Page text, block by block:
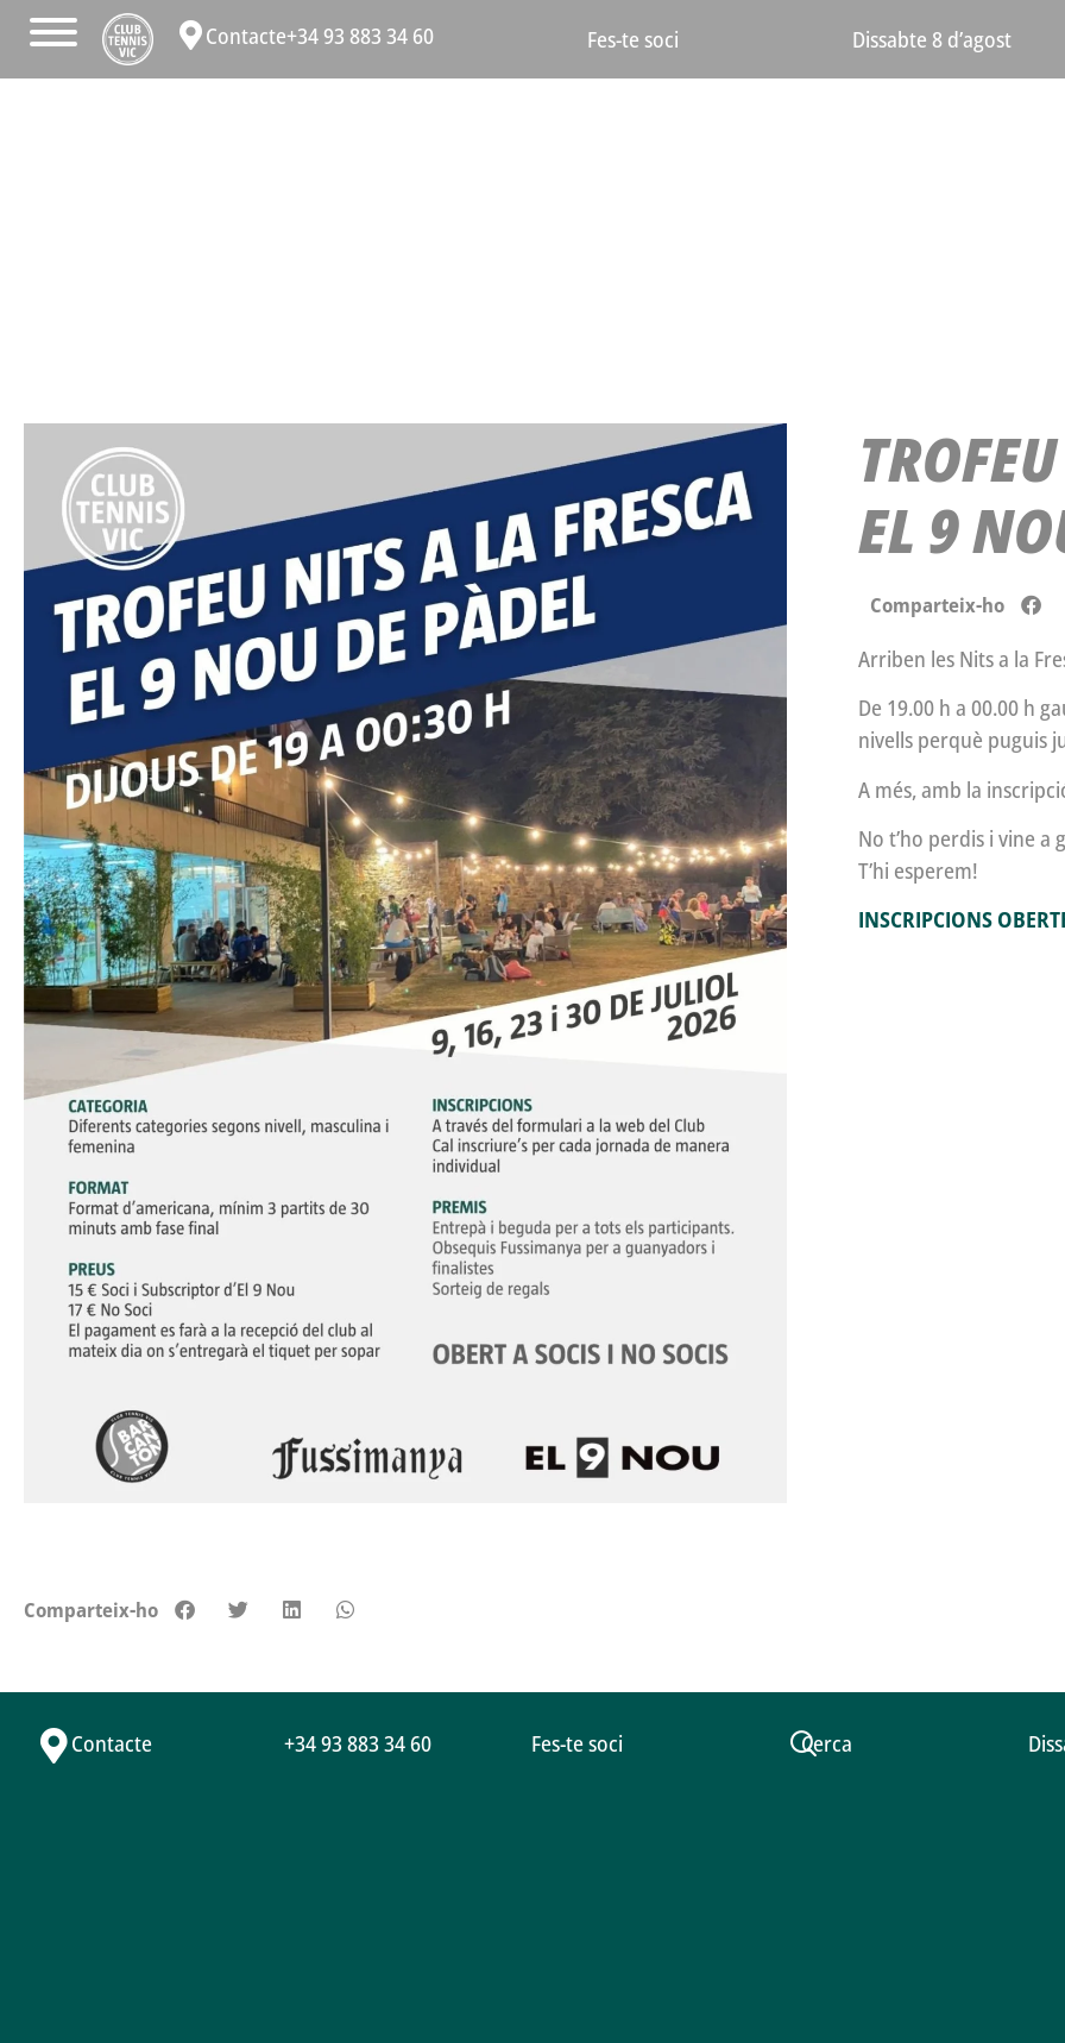
Contacte+34 93 883 34 60 Fes-te soci Dissabte 8 d’agost
EL 9
Comparteix-ho
Arriben les Nits a la
De 19.00 h a 00.00 h
nivells perquè puguis
A més, amb la
No t’ho perdis i vine
T’hi esperem!
INSCRIPCIONS
Comparteix-ho
Contacte +34 93 883 34 60 Fes-te soci Cerca